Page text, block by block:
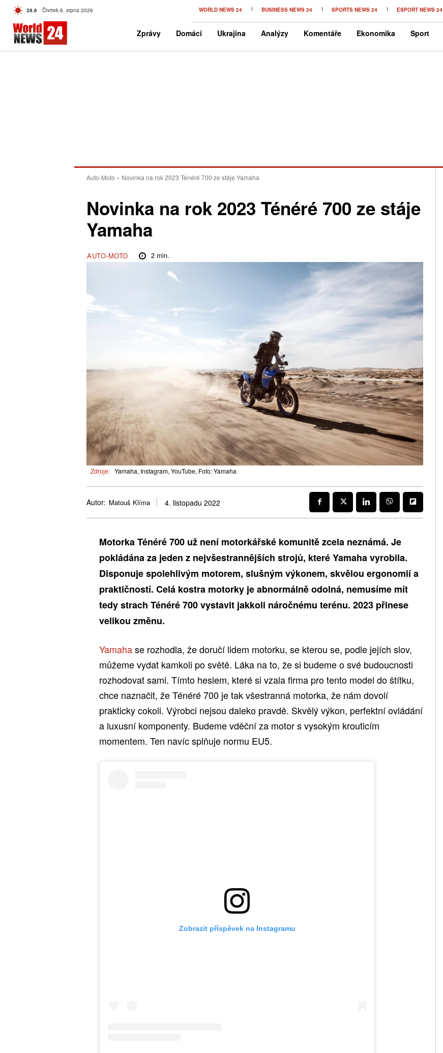
28.6 C Czech
Čtvrtek 6. srpna 2026 WORLD NEWS 24 BUSINESS NEWS 24 SPORTS NEWS 24 ESPORT NEWS 24
Zprávy Domácí Ukrajina Analýzy Komentáře Ekonomika Sport
Auto-Moto Novinka na rok 2023 Ténéré 700 ze stáje Yamaha
Novinka na rok 2023 Ténéré 700 ze stáje
Yamaha
AUTO-MOTO 2min.
Zdroje: Yamaha, Instagram, YouTube, Foto: Yamaha
Autor: Matouš Klíma 4. listopadu 2022
Motorka Ténéré 700 už není motorkářské komunitě zcela neznámá. Je
pokládána za jeden z nejvšestrannějších strojů, které Yamaha vyrobila.
Disponuje spolehlivým motorem, slušným výkonem, skvělou ergonomií a
praktičností. Celá kostra motorky je abnormálně odolná, nemusíme mít
tedy strach Ténéré 700 vystavit jakkoli náročnému terénu. 2023 přinese
velikou změnu.
Yamahase rozhodla, že doručí lidem motorku, se kterou se, podle jejích slov,
můžeme vydat kamkoli po světě. Láka na to, že si budeme o své budoucnosti
rozhodovat sami. Tímto heslem, které si vzala firma pro tento model do štítku,
chce naznačit, že Ténéré 700 je tak všestranná motorka, že nám dovolí
prakticky cokoli. Výrobci nejsou daleko pravdě. Skvělý výkon, perfektní ovládání
a luxusní komponenty. Budeme vděční za motor s vysokým krouticím
momentem. Ten navíc splňuje normu EU5.
Zobrazit příspěvek na Instagramu